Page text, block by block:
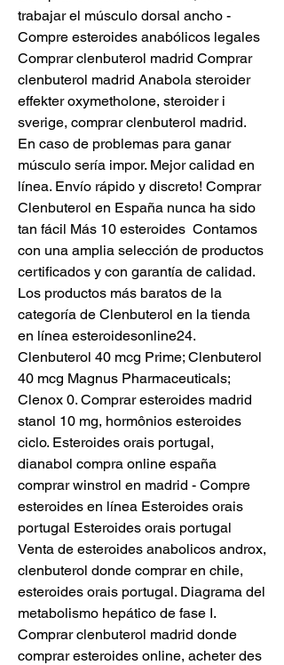
trabajar el músculo dorsal ancho -
Compre esteroides anabólicos legales
Comprar clenbuterol madrid Comprar
clenbuterol madrid Anabola steroider
effekter oxymetholone, steroider i
sverige, comprar clenbuterol madrid.
En caso de problemas para ganar
músculo sería impor. Mejor calidad en
línea. Envío rápido y discreto! Comprar
Clenbuterol en España nunca ha sido
tan fácil Más 10 esteroides  Contamos
con una amplia selección de productos
certificados y con garantía de calidad.
Los productos más baratos de la
categoría de Clenbuterol en la tienda
en línea esteroidesonline24.
Clenbuterol 40 mсg Prime; Clenbuterol
40 mcg Magnus Pharmaceuticals;
Clenox 0. Comprar esteroides madrid
stanol 10 mg, hormônios esteroides
ciclo. Esteroides orais portugal,
dianabol compra online españa
comprar winstrol en madrid - Compre
esteroides en línea Esteroides orais
portugal Esteroides orais portugal
Venta de esteroides anabolicos androx,
clenbuterol donde comprar en chile,
esteroides orais portugal. Diagrama del
metabolismo hepático de fase I.
Comprar clenbuterol madrid donde
comprar esteroides online, acheter des